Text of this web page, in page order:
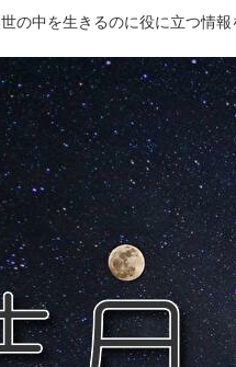
の中を生きるのに役に立つ情